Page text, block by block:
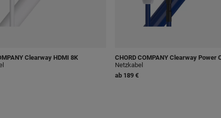
Clearway HDMI 8K
CHORD COMPANY Clearway Power
Netzkabel
ab 189 €